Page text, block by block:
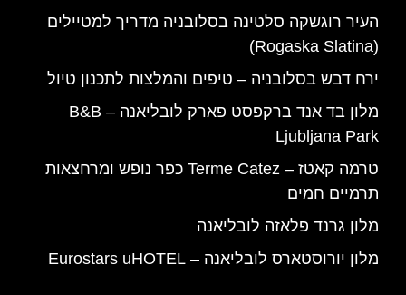
העיר רוגשקה סלטינה בסלובניה מדריך למטיילים
(Rogaska Slatina)
ירח דבש בסלובניה – טיפים והמלצות לתכנון טיול
מלון בד אנד ברקפסט פארק לובליאנה – B&B
Ljubljana Park
טרמה קאטז – Terme Catez כפר נופש ומרחצאות
תרמיים חמים
מלון גרנד פלאזה לובליאנה
מלון יורוסטארס לובליאנה – Eurostars uHOTEL